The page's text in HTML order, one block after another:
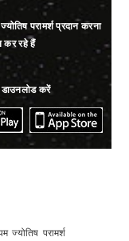
परामर्श प्रदान करना
कर रहे हैं
डाउनलोड करें
ज्योतिष परामर्श